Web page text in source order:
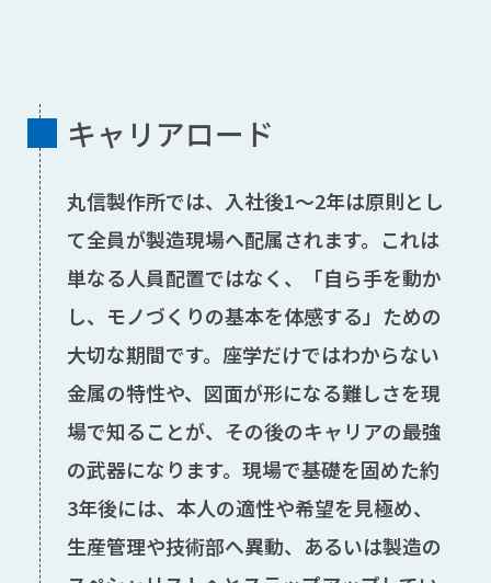
格
支
援
あ
り
キャリアロード
丸信製作所では、入社後1〜2年は原則とし
て全員が製造現場へ配属されます。これは
単なる人員配置ではなく、「自ら手を動か
し、モノづくりの基本を体感する」ための
大切な期間です。座学だけではわからない
金属の特性や、図面が形になる難しさを現
場で知ることが、その後のキャリアの最強
の武器になります。現場で基礎を固めた約
3年後には、本人の適性や希望を見極め、
生産管理や技術部へ異動、あるいは製造の